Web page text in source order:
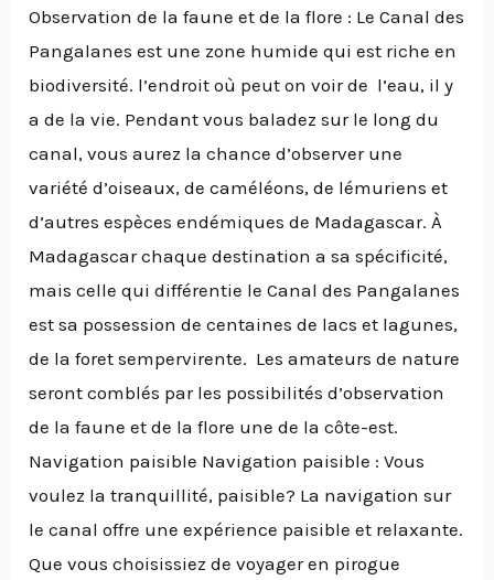
Observation de la faune et de la flore : Le Canal des
Pangalanes est une zone humide qui est riche en
biodiversité. l’endroit où peut on voir de l’eau, il y
a de la vie. Pendant vous baladez sur le long du
canal, vous aurez la chance d’observer une
variété d’oiseaux, de caméléons, de lémuriens et
d’autres espèces endémiques de Madagascar. À
Madagascar chaque destination a sa spécificité,
mais celle qui différentie le Canal des Pangalanes
est sa possession de centaines de lacs et lagunes,
de la foret sempervirente. Les amateurs de nature
seront comblés par les possibilités d’observation
de la faune et de la flore une de la côte-est.
Navigation paisible Navigation paisible : Vous
voulez la tranquillité, paisible? La navigation sur
le canal offre une expérience paisible et relaxante.
Que vous choisissiez de voyager en pirogue